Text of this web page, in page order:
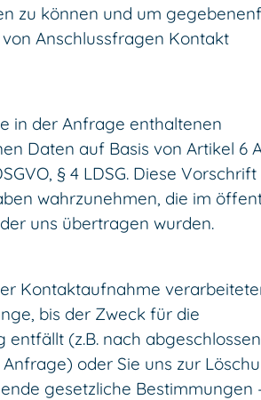
zu können und um
Anschlussfragen Kontakt
in der Anfrage enthaltenen
Daten auf Basis von Artikel 6
§ 4 LDSG. Diese
wahrzunehmen, die im
uns übertragen wurden.
Kontaktaufnahme
bis der Zweck für die
entfällt (z.B. nach
oder Sie uns zur
gesetzliche Bestimmungen